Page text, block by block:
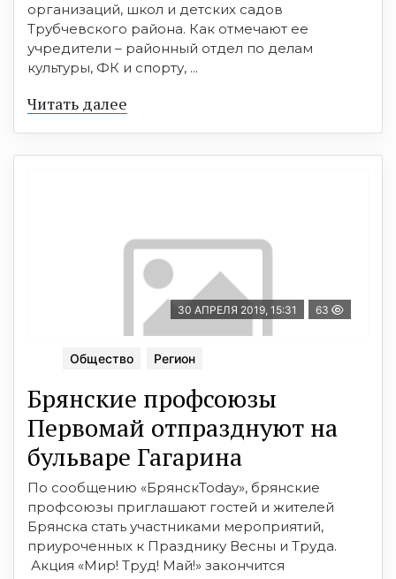
организаций, школ и детских садов
Трубчевского района. Как отмечают ее
учредители – районный отдел по делам
культуры, ФК и спорту, ...
Читать далее
30 АПРЕЛЯ 2019, 15:31 63
Общество Регион
Брянские профсоюзы
Первомай отпразднуют на
бульваре Гагарина
По сообщению «БрянскToday», брянские
профсоюзы приглашают гостей и жителей
Брянска стать участниками мероприятий,
приуроченных к Празднику Весны и Труда.
Акция «Мир! Труд! Май!» закончится